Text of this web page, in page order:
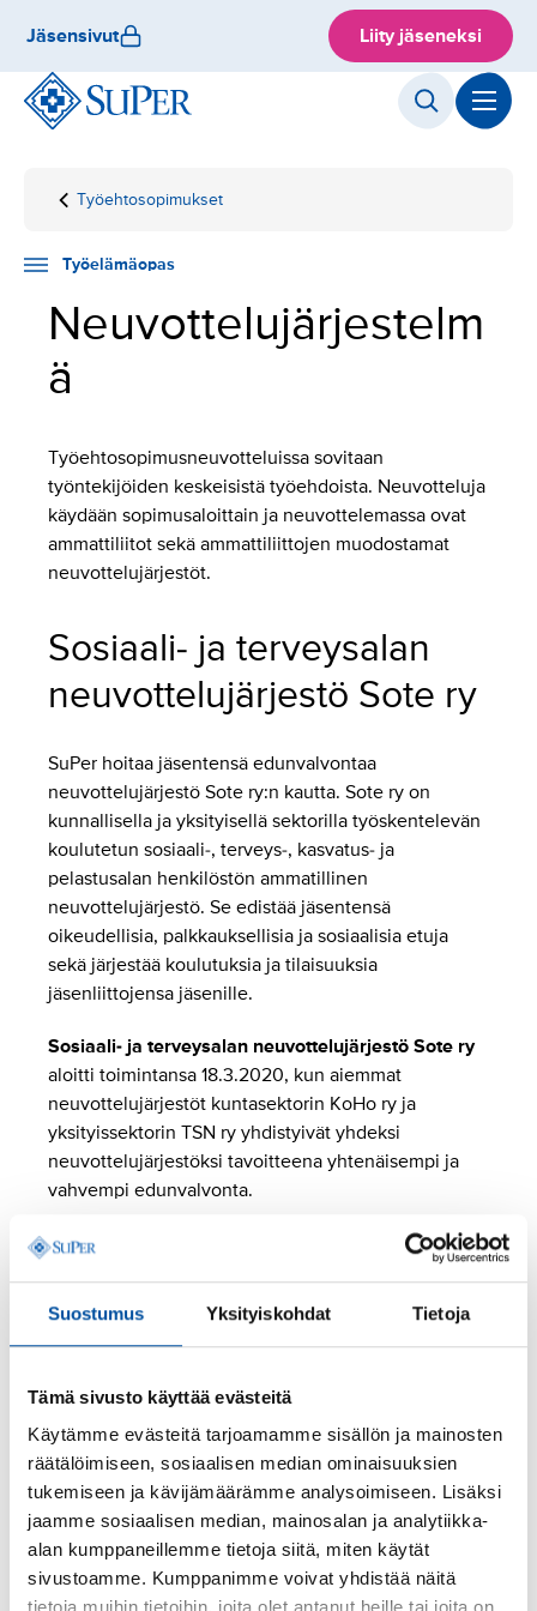
Suostumus Yksityiskohdat Tietoja
Tämä sivusto käyttää evästeitä
Käytämme evästeitä tarjoamamme sisällön ja mainosten
räätälöimiseen, sosiaalisen median ominaisuuksien
tukemiseen ja kävijämäärämme analysoimiseen. Lisäksi
jaamme sosiaalisen median, mainosalan ja analytiikka-
alan kumppaneillemme tietoja siitä, miten käytät
sivustoamme. Kumppanimme voivat yhdistää näitä
sisältöön
Jäsensivut Liity jäseneksi
Etusivu
Työelämäopas
Työsuhdeasiat
Työehtosopimukset
Neuvottelujärjestelmä
Työelämäopas
Neuvottelujärjestelm
ä
Työehtosopimusneuvotteluissa sovitaan
työntekijöiden keskeisistä työehdoista. Neuvotteluja
käydään sopimusaloittain ja neuvottelemassa ovat
ammattiliitot sekä ammattiliittojen muodostamat
neuvottelujärjestöt.
Sosiaali- ja terveysalan
neuvottelujärjestö Sote ry
SuPer hoitaa jäsentensä edunvalvontaa
neuvottelujärjestö Sote ry:n kautta. Sote ry on
kunnallisella ja yksityisellä sektorilla työskentelevän
koulutetun sosiaali-, terveys-, kasvatus- ja
pelastusalan henkilöstön ammatillinen
neuvottelujärjestö. Se edistää jäsentensä
oikeudellisia, palkkauksellisia ja sosiaalisia etuja
sekä järjestää koulutuksia ja tilaisuuksia
jäsenliittojensa jäsenille.
Sosiaali- ja terveysalan neuvottelujärjestö Sote ry
aloitti toimintansa 18.3.2020, kun aiemmat
neuvottelujärjestöt kuntasektorin KoHo ry ja
yksityissektorin TSN ry yhdistyivät yhdeksi
neuvottelujärjestöksi tavoitteena yhtenäisempi ja
vahvempi edunvalvonta.
Hyvinvointialueet ja
kuntasektori
neuvottelevat hyvinvointialueilla ja kuntasektorilla
terveydenhuollon työ- ja virkaehtosopimuksen eli
SOTE-sopimuksen
työehtosopimuksen
ja Kunnallisen yleisen
virka- ja työehtosopimuksen
Hyvinvointialueilla ja kuntasektorilla SuPerilla on